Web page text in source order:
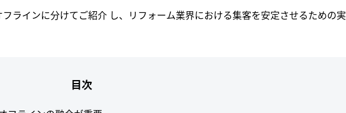
ラインに分けてご紹介 し、リフォーム業界における集客を安定させるための実
目次